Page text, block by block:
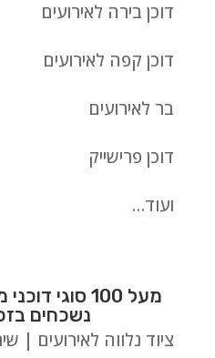
דוכן בירה לאירועים
דוכן קפה לאירועים
בר לאירועים
דוכן פרישייק
ועוד…
מעל 100 סוגי
נשכחים
ציוד נלווה לאירועים |